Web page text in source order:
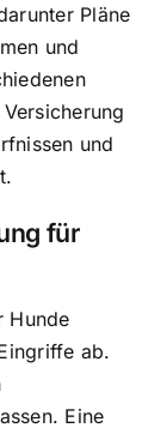
Pläne
und
und
für
Hunde
ab.
Eine